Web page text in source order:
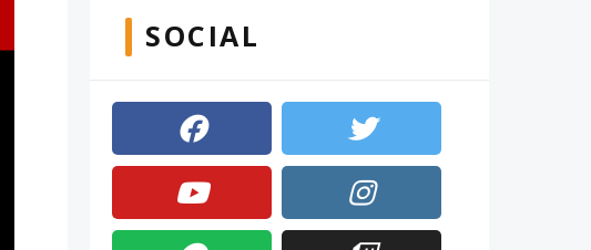
SOCIAL